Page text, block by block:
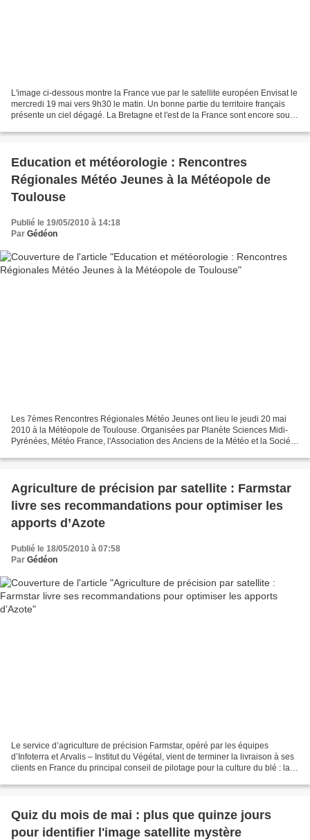
L'image ci-dessous montre la France vue par le satellite européen Envisat le
mercredi 19 mai vers 9h30 le matin. Un bonne partie du territoire français
présente un ciel dégagé. La Bretagne et l'est de la France sont encore sous
Education et météorologie : Rencontres
Régionales Météo Jeunes à la Météopole de
Toulouse
Publié le 19/05/2010 à 14:18
Par Gédéon
Les 7èmes Rencontres Régionales Météo Jeunes ont lieu le jeudi 20 mai
2010 à la Météopole de Toulouse. Organisées par Planète Sciences Midi-
Pyrénées, Météo France, l'Association des Anciens de la Météo et la Société
Agriculture de précision par satellite : Farmstar
livre ses recommandations pour optimiser les
apports d’Azote
Publié le 18/05/2010 à 07:58
Par Gédéon
Le service d’agriculture de précision Farmstar, opéré par les équipes
d’Infoterra et Arvalis – Institut du Végétal, vient de terminer la livraison à ses
clients en France du principal conseil de pilotage pour la culture du blé : la
Quiz du mois de mai : plus que quinze jours
pour identifier l'image satellite mystère